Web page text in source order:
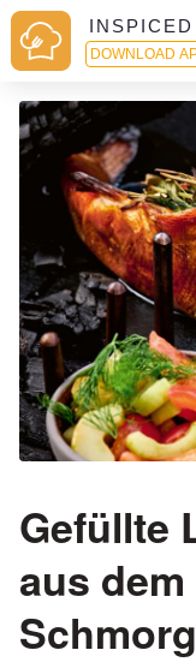
DOWNLOAD
Gefüllte
aus